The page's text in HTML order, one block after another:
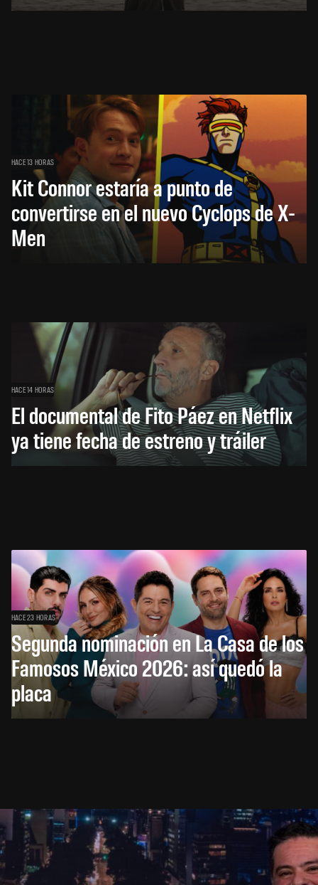
HACE 13 HORAS
Kit Connor estaría a punto de
convertirse en el nuevo Cyclops de X-
Men
HACE 14 HORAS
El documental de Fito Páez en Netflix
ya tiene fecha de estreno y tráiler
HACE 23 HORAS
Segunda nominación en La Casa de los
Famosos México 2026: así quedó la
placa